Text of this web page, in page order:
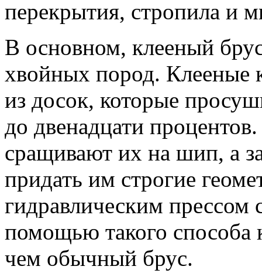
перекрытия, стропила и
В основном, клееный
хвойных пород. Клееные
из досок, которые
до двенадцати
сращивают их на шип, а
придать им строгие
гидравлическим
помощью такого способа
чем обычный брус.